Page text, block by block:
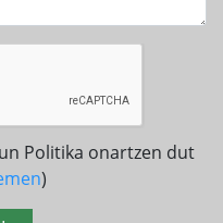
Politika onartzen dut
)